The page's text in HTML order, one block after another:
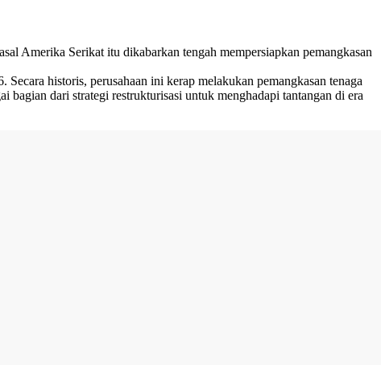
Amerika Serikat itu dikabarkan tengah mempersiapkan pemangkasan
historis, perusahaan ini kerap melakukan pemangkasan tenaga
dari strategi restrukturisasi untuk menghadapi tantangan di era